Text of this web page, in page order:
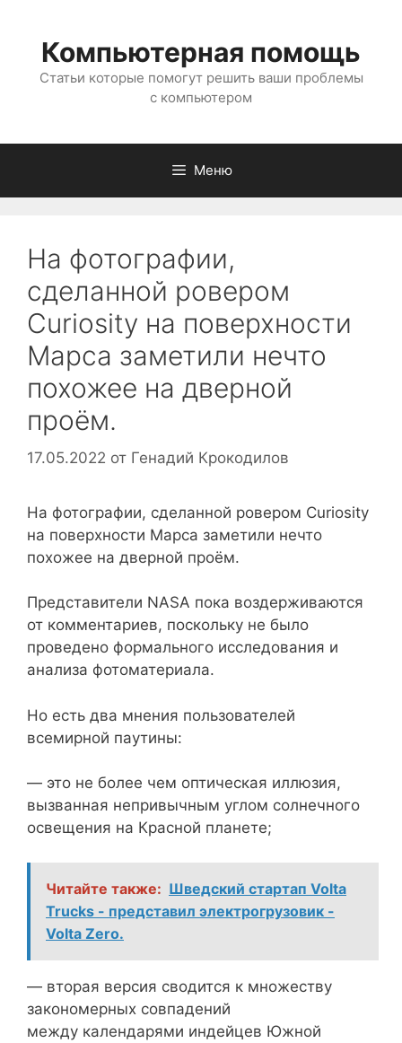
содержимому
Компьютерная помощь
Статьи которые помогут решить ваши проблемы
с компьютером
Меню
На фотографии,
сделанной ровером
Curiosity на поверхности
Марса заметили нечто
похожее на дверной
проём.
17.05.2022 от Генадий Крокодилов
На фотографии, сделанной ровером Curiosity
на поверхности Марса заметили нечто
похожее на дверной проём.
Представители NASA пока воздерживаются
от комментариев, поскольку не было
проведено формального исследования и
анализа фотоматериала.
Но есть два мнения пользователей
всемирной паутины:
— это не более чем оптическая иллюзия,
вызванная непривычным углом солнечного
освещения на Красной планете;
Читайте также: Шведский стартап Volta
Trucks - представил электрогрузовик -
Volta Zero.
— вторая версия сводится к множеству
закономерных совпадений
между календарями индейцев Южной